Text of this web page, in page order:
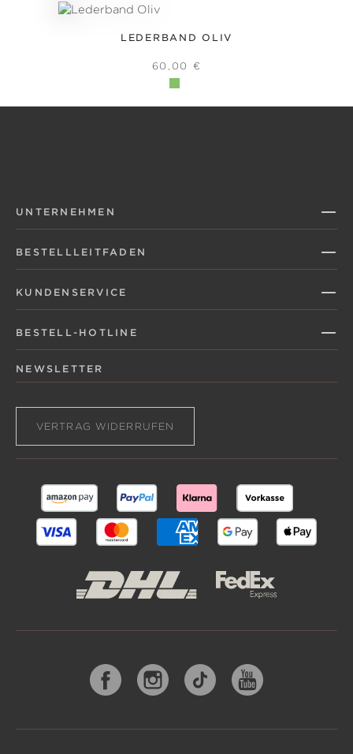
LEDERBAND OLIV
REGULÄRER PREIS:
60,00 €
UNTERNEHMEN
BESTELLLEITFADEN
KUNDENSERVICE
BESTELL-HOTLINE
NEWSLETTER
VERTRAG WIDERRUFEN